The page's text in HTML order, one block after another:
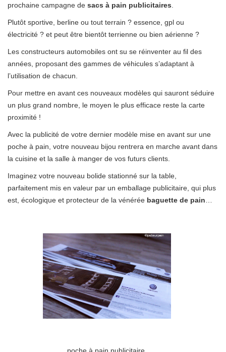
prochaine campagne de sacs à pain publicitaires
Plutôt sportive, berline ou tout terrain ? essence, gpl ou
électricité ? et peut être bientôt terrienne ou bien aérienne ?
Les constructeurs automobiles ont su se réinventer au fil des
années, proposant des gammes de véhicules s’adaptant à
l’utilisation de chacun.
Pour mettre en avant ces nouveaux modèles qui sauront séduire
un plus grand nombre, le moyen le plus efficace reste la carte
proximité !
Avec la publicité de votre dernier modèle mise en avant sur une
poche à pain, votre nouveau bijou rentrera en marche avant dans
la cuisine et la salle à manger de vos futurs clients.
Imaginez votre nouveau bolide stationné sur la table,
parfaitement mis en valeur par un emballage publicitaire, qui plus
est, écologique et protecteur de la vénérée baguette de pain